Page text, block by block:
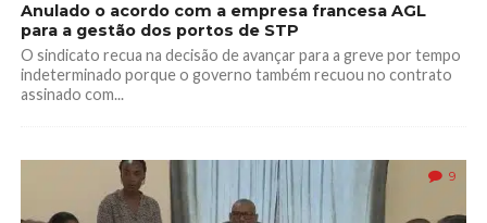
Anulado o acordo com a empresa francesa AGL
para a gestão dos portos de STP
O sindicato recua na decisão de avançar para a greve por tempo
indeterminado porque o governo também recuou no contrato
assinado com...
9